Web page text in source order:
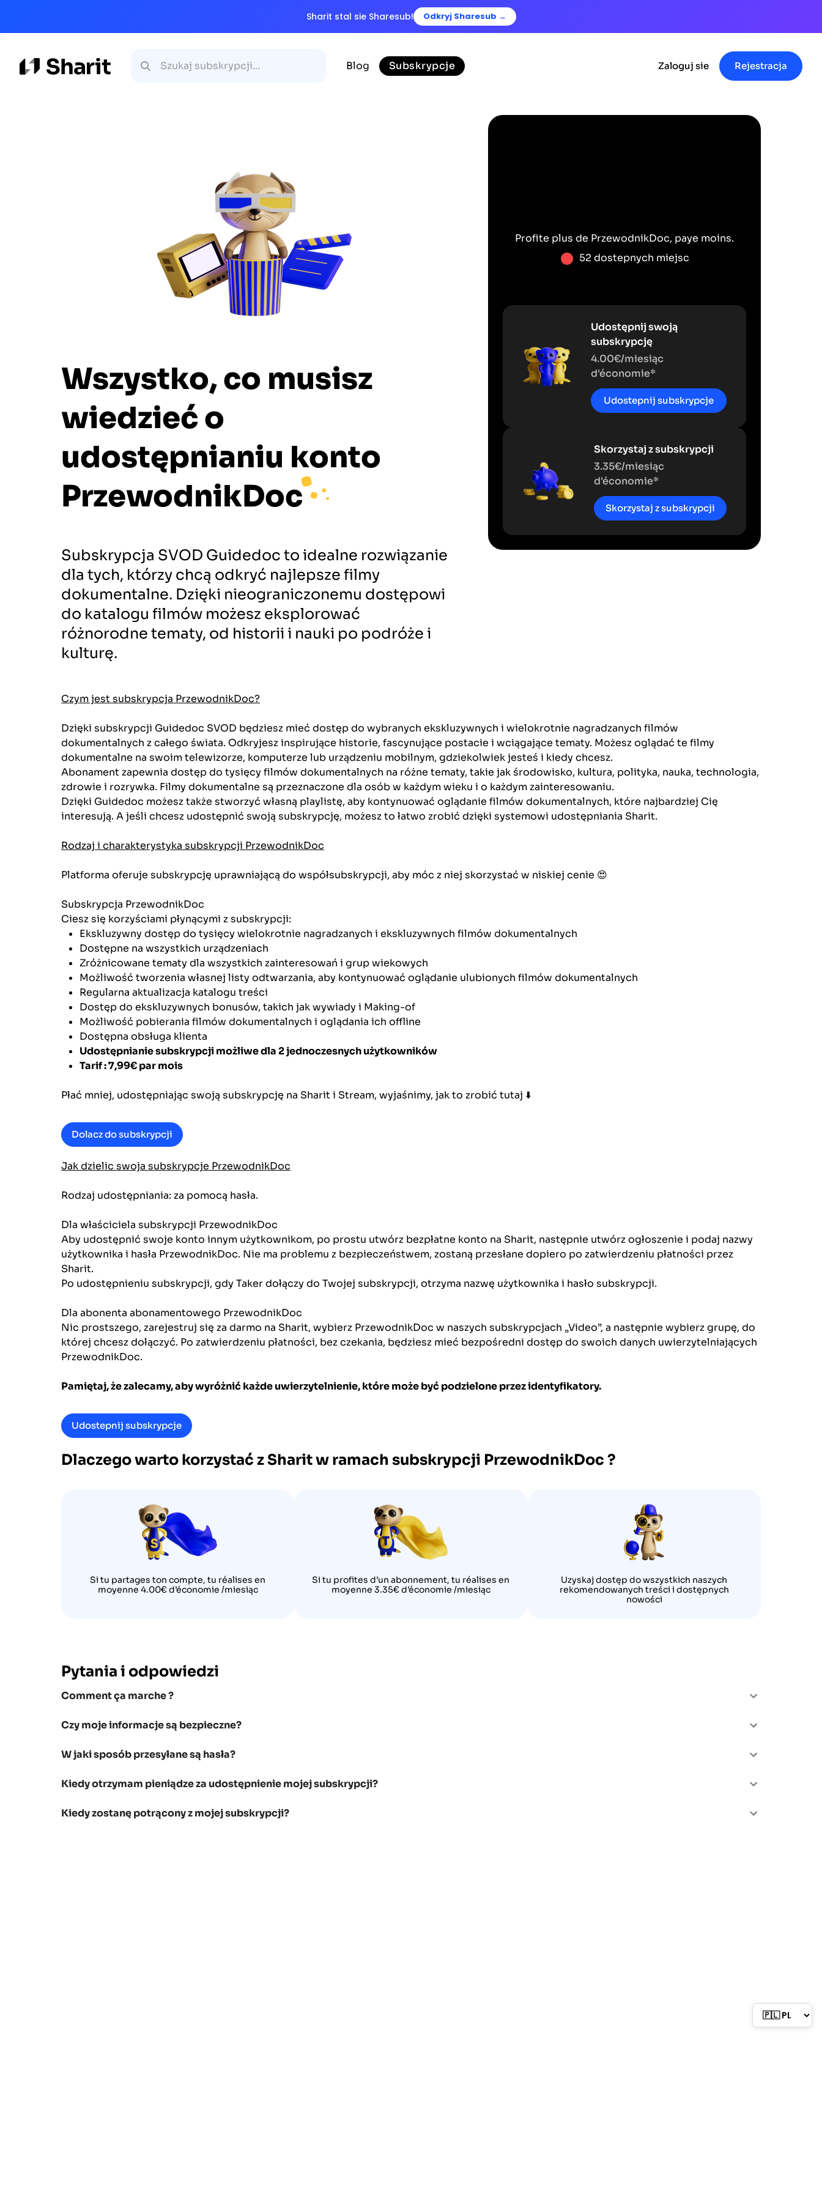
Sharit stal sie Sharesub! Odkryj Sharesub →
Blog Subskrypcje Zaloguj sie Rejestracja
Wszystko, co musisz
wiedzieć o
udostępnianiu konto
PrzewodnikDoc
Subskrypcja SVOD Guidedoc to idealne rozwiązanie
dla tych, którzy chcą odkryć najlepsze filmy
dokumentalne. Dzięki nieograniczonemu dostępowi
do katalogu filmów możesz eksplorować
różnorodne tematy, od historii i nauki po podróże i
kulturę.
Profite plus de PrzewodnikDoc, paye moins.
52 dostepnych miejsc
Udostępnij swoją
subskrypcję
4.00€/miesiąc
d'économie*
Udostepnij subskrypcje
Skorzystaj z subskrypcji
3.35€/miesiąc
d'économie*
Skorzystaj z subskrypcji
Czym jest subskrypcja PrzewodnikDoc?
Dzięki subskrypcji Guidedoc SVOD będziesz mieć dostęp do wybranych ekskluzywnych i wielokrotnie nagradzanych filmów
dokumentalnych z całego świata. Odkryjesz inspirujące historie, fascynujące postacie i wciągające tematy. Możesz oglądać te filmy
dokumentalne na swoim telewizorze, komputerze lub urządzeniu mobilnym, gdziekolwiek jesteś i kiedy chcesz.
Abonament zapewnia dostęp do tysięcy filmów dokumentalnych na różne tematy, takie jak środowisko, kultura, polityka, nauka, technologia,
zdrowie i rozrywka. Filmy dokumentalne są przeznaczone dla osób w każdym wieku i o każdym zainteresowaniu.
Dzięki Guidedoc możesz także stworzyć własną playlistę, aby kontynuować oglądanie filmów dokumentalnych, które najbardziej Cię
interesują. A jeśli chcesz udostępnić swoją subskrypcję, możesz to łatwo zrobić dzięki systemowi udostępniania Sharit.
Rodzaj i charakterystyka subskrypcji PrzewodnikDoc
Platforma oferuje subskrypcję uprawniającą do współsubskrypcji, aby móc z niej skorzystać w niskiej cenie 😍
Subskrypcja PrzewodnikDoc
Ciesz się korzyściami płynącymi z subskrypcji:
Ekskluzywny dostęp do tysięcy wielokrotnie nagradzanych i ekskluzywnych filmów dokumentalnych
Dostępne na wszystkich urządzeniach
Zróżnicowane tematy dla wszystkich zainteresowań i grup wiekowych
Możliwość tworzenia własnej listy odtwarzania, aby kontynuować oglądanie ulubionych filmów dokumentalnych
Regularna aktualizacja katalogu treści
Dostęp do ekskluzywnych bonusów, takich jak wywiady i Making-of
Możliwość pobierania filmów dokumentalnych i oglądania ich offline
Dostępna obsługa klienta
Udostępnianie subskrypcji możliwe dla 2 jednoczesnych użytkowników
Tarif : 7,99€ par mois
Płać mniej, udostępniając swoją subskrypcję na Sharit i Stream, wyjaśnimy, jak to zrobić tutaj ⬇️
Dolacz do subskrypcji
Jak dzielic swoja subskrypcje PrzewodnikDoc
Rodzaj udostępniania: za pomocą hasła.
Dla właściciela subskrypcji PrzewodnikDoc
Aby udostępnić swoje konto innym użytkownikom, po prostu utwórz bezpłatne konto na Sharit, następnie utwórz ogłoszenie i podaj nazwy
użytkownika i hasła PrzewodnikDoc. Nie ma problemu z bezpieczeństwem, zostaną przesłane dopiero po zatwierdzeniu płatności przez
Sharit.
Po udostępnieniu subskrypcji, gdy Taker dołączy do Twojej subskrypcji, otrzyma nazwę użytkownika i hasło subskrypcji.
Dla abonenta abonamentowego PrzewodnikDoc
Nic prostszego, zarejestruj się za darmo na Sharit, wybierz PrzewodnikDoc w naszych subskrypcjach „Video”, a następnie wybierz grupę, do
której chcesz dołączyć. Po zatwierdzeniu płatności, bez czekania, będziesz mieć bezpośredni dostęp do swoich danych uwierzytelniających
PrzewodnikDoc.
Pamiętaj, że zalecamy, aby wyróżnić każde uwierzytelnienie, które może być podzielone przez identyfikatory.
Udostepnij subskrypcje
Dlaczego warto korzystać z Sharit w ramach subskrypcji PrzewodnikDoc ?
Si tu partages ton compte, tu réalises en
moyenne 4.00€ d’économie /miesiąc
Si tu profites d’un abonnement, tu réalises en
moyenne 3.35€ d’économie /miesiąc
Uzyskaj dostęp do wszystkich naszych
rekomendowanych treści i dostępnych
nowości
Pytania i odpowiedzi
Comment ça marche ?
Czy moje informacje są bezpieczne?
W jaki sposób przesyłane są hasła?
Kiedy otrzymam pieniądze za udostępnienie mojej subskrypcji?
Kiedy zostanę potrącony z mojej subskrypcji?